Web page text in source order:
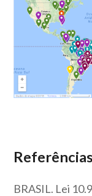
BRASIL. Lei